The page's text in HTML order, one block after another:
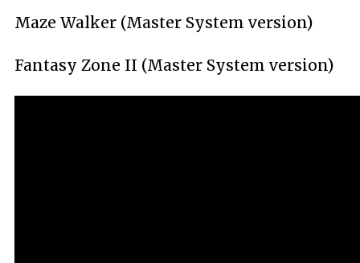
Maze Walker (Master System version)
Fantasy Zone II (Master System version)